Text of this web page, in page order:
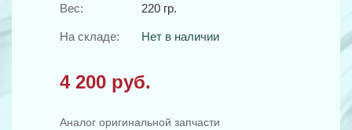
Вес: 220 гр.
На складе: Нет в наличии
4 200 руб.
Аналог оригинальной запчасти